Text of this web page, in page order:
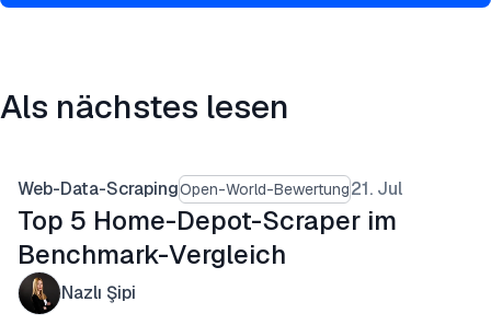
Als nächstes lesen
Web-Data-ScrapingOpen-World-Bewertung21. Jul
Top 5 Home-Depot-Scraper im
Benchmark-Vergleich
Nazlı Şipi